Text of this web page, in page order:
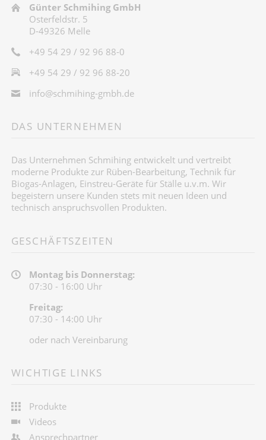
Günter Schmihing GmbH
Osterfeldstr. 5
D-49326 Melle
+49 54 29 / 92 96 88-0
+49 54 29 / 92 96 88-20
info@schmihing-gmbh.de
DAS UNTERNEHMEN
Das Unternehmen Schmihing entwickelt und vertreibt
moderne Produkte zur Rüben-Bearbeitung, Technik für
Biogas-Anlagen, Einstreu-Geräte für Ställe u.v.m. Wir
begeistern unsere Kunden stets mit neuen Ideen und
technisch anspruchsvollen Produkten.
GESCHÄFTSZEITEN
Montag bis Donnerstag:
07:30 - 16:00 Uhr
Freitag:
07:30 - 14:00 Uhr
oder nach Vereinbarung
WICHTIGE LINKS
Produkte
Videos
Ansprechpartner